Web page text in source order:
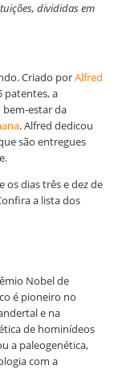
divididas em
Criado porAlfred
patentes, a
bem-estar da
. Alfred dedicou
são entregues
os dias três e dez de
a lista dos
Nobel de
é pioneiro no
e na
de hominídeos
a paleogenética,
com a